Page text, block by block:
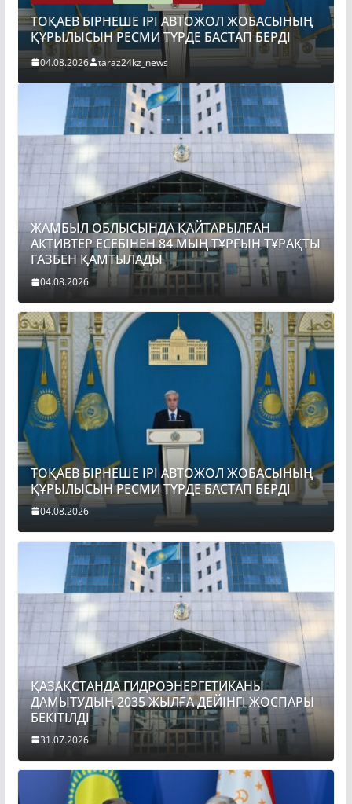
ІРІ АВТОЖОЛ ЖОБАСЫНЫҢ
ТҮРДЕ БАСТАП БЕРДІ
АКТИВТЕР
ГАЗБЕН
04.08.2026
ЖАМБЫЛ ОБЛЫСЫНДА ҚАЙТАРЫЛҒАН
АКТИВТЕР ЕСЕБІНЕН 84 МЫҢ ТҰРҒЫН ТҰРАҚТЫ
ГАЗБЕН ҚАМТЫЛАДЫ
04.08.2026
ТОҚАЕВ БІРНЕШЕ ІРІ АВТОЖОЛ ЖОБАСЫНЫҢ
ҚҰРЫЛЫСЫН РЕСМИ ТҮРДЕ БАСТАП БЕРДІ
04.08.2026
ҚАЗАҚСТАНДА ГИДРОЭНЕРГЕТИКАНЫ
ДАМЫТУДЫҢ 2035 ЖЫЛҒА ДЕЙІНГІ ЖОСПАРЫ
БЕКІТІЛДІ
31.07.2026